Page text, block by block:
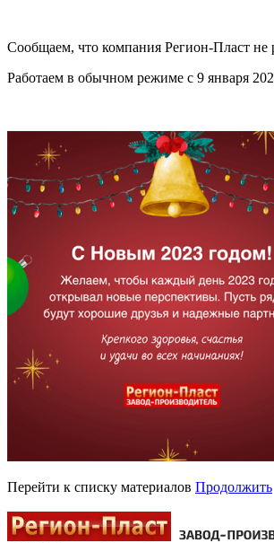
Сообщаем, что компания Регион-Пласт не
Работаем в обычном режиме с 9 января
Перейти к списку материалов Продолжить